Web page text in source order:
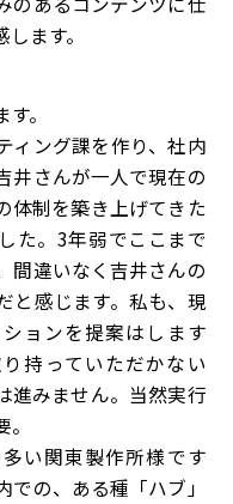
ます。
。
ィング課を作り、社内
井さんが一人で現在の
体制を築き上げてきた
た。3年弱でここまで
間違いなく吉井さんの
と感じます。私も、現
ョンを提案はします
持っていただかない
進みません。当然実行
い関東製作所様です
での、ある種「ハブ」